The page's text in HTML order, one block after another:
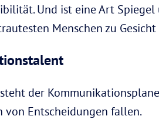
Und ist eine Art Spiegel
Menschen zu
der
von Entscheidungen fallen.